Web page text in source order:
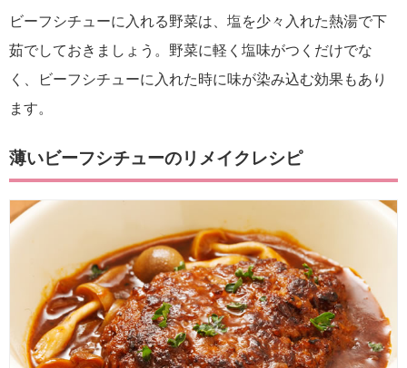
ビーフシチューに入れる野菜は、塩を少々入れた熱湯で下
茹でしておきましょう。野菜に軽く塩味がつくだけでな
く、ビーフシチューに入れた時に味が染み込む効果もあり
ます。
薄いビーフシチューのリメイクレシピ